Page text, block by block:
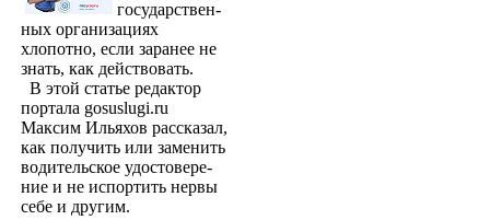
государствен­
ных организациях
хлопотно, если заранее не
знать, как действовать.
В этой статье редактор
портала gosuslugi.ru
Максим Ильяхов рассказал,
как получить или заменить
водительское удостовере­
ние и не испортить нервы
себе и другим.